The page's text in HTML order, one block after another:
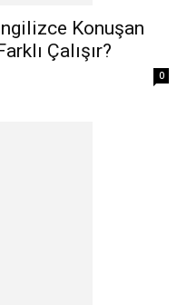
Konuşan
Çalışır?
0